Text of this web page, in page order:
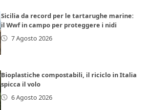
Sicilia da record per le tartarughe marine:
il Wwf in campo per proteggere i nidi
7 Agosto 2026
Bioplastiche compostabili, il riciclo in Italia
spicca il volo
6 Agosto 2026